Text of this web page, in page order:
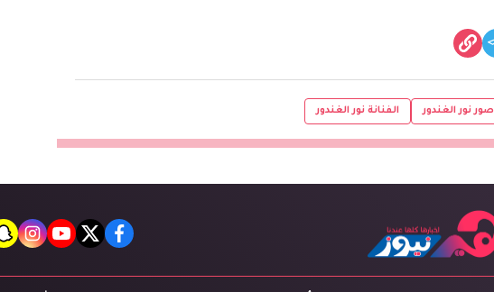
صور نور الغندور الفنانة نور الغندور
facebook
twitter
youtube